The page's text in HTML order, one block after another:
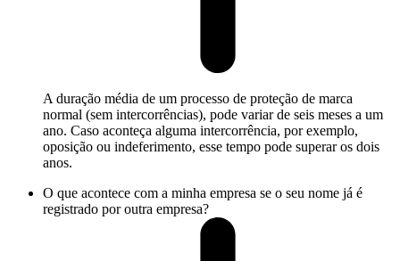
A duração média de um processo de proteção de marca
normal (sem intercorrências), pode variar de seis meses a um
ano. Caso aconteça alguma intercorrência, por exemplo,
oposição ou indeferimento, esse tempo pode superar os dois
anos.
O que acontece com a minha empresa se o seu nome já é
registrado por outra empresa?